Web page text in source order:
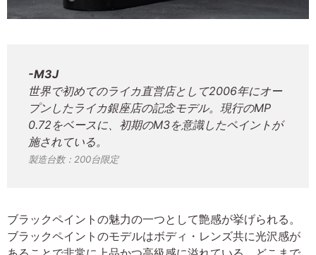
-M3J
世界で初めてのライカ直営店として2006年にオー
プンしたライカ銀座店の記念モデル。現行のMP
0.72をベースに、初期のM3を意識したペイントが
施されている。
製造台数：200台限定
ブラックペイントの魅力の一つとして艶感が挙げられる。
ブラックペイントのモデルはボディ・レンズ共に光沢感が